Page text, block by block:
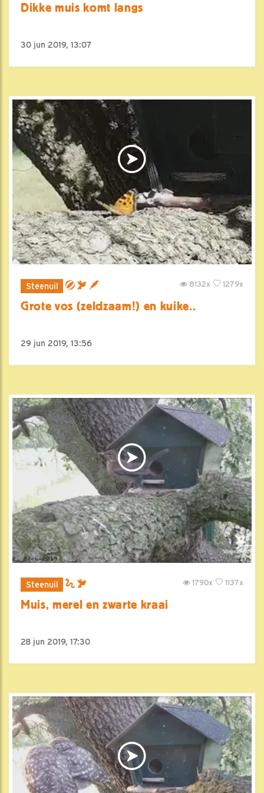
Dikke muis komt langs
30 jun 2019, 13:07
Steenuil 1279x
8132x
Grote vos (zeldzaam!) en kuike..
29 jun 2019, 13:56
Steenuil 1137x
1790x
Muis, merel en zwarte kraai
28 jun 2019, 17:30